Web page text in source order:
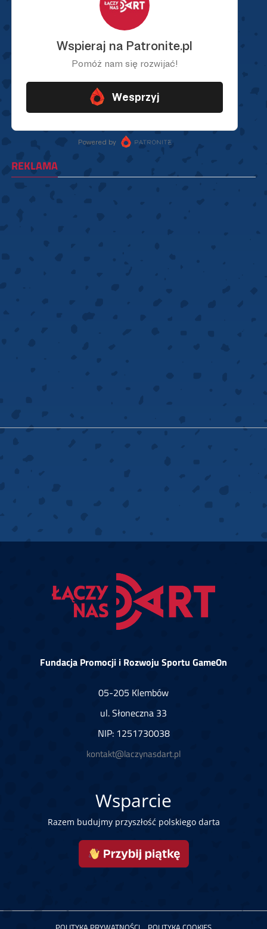
REKLAMA
Fundacja Promocji i Rozwoju Sportu GameOn
05-205 Klembów
ul. Słoneczna 33
NIP: 1251730038
kontakt@laczynasdart.pl
Wsparcie
Razem budujmy przyszłość polskiego darta